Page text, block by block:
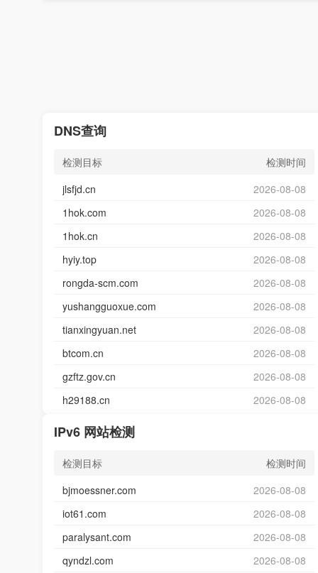
DNS查询
检测目标
检测时间
jlsfjd.cn
2026-08-08
1hok.com
2026-08-08
1hok.cn
2026-08-08
hyiy.top
2026-08-08
rongda-scm.com
2026-08-08
yushangguoxue.com
2026-08-08
tianxingyuan.net
2026-08-08
btcom.cn
2026-08-08
gzftz.gov.cn
2026-08-08
h29188.cn
2026-08-08
IPv6 网站检测
检测目标
检测时间
bjmoessner.com
2026-08-08
iot61.com
2026-08-08
paralysant.com
2026-08-08
qyndzl.com
2026-08-08